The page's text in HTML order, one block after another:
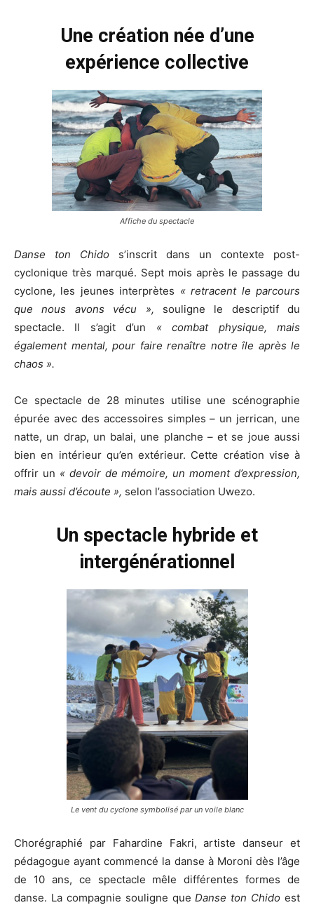
Une création née d’une
expérience collective
Affiche du spectacle
Danse ton Chido s’inscrit dans un contexte post-
cyclonique très marqué. Sept mois après le passage du
cyclone, les jeunes interprètes « retracent le parcours
que nous avons vécu », souligne le descriptif du
spectacle. Il s’agit d’un « combat physique, mais
également mental, pour faire renaître notre île après le
chaos ».
Ce spectacle de 28 minutes utilise une scénographie
épurée avec des accessoires simples – un jerrican, une
natte, un drap, un balai, une planche – et se joue aussi
bien en intérieur qu’en extérieur. Cette création vise à
offrir un « devoir de mémoire, un moment d’expression,
mais aussi d’écoute », selon l’association Uwezo.
Un spectacle hybride et
intergénérationnel
Le vent du cyclone symbolisé par un voile blanc
Chorégraphié par Fahardine Fakri, artiste danseur et
pédagogue ayant commencé la danse à Moroni dès l’âge
de 10 ans, ce spectacle mêle différentes formes de
danse. La compagnie souligne queDanse ton Chido est